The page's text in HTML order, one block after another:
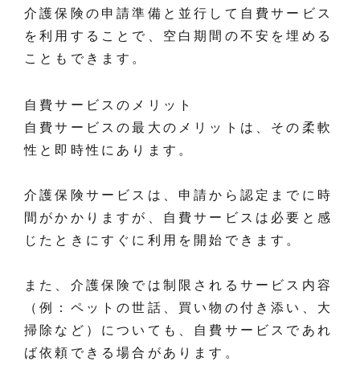
介護保険の申請準備と並行して自費サービス
を利用することで、空白期間の不安を埋める
こともできます。
自費サービスのメリット
自費サービスの最大のメリットは、その柔軟
性と即時性にあります。
介護保険サービスは、申請から認定までに時
間がかかりますが、自費サービスは必要と感
じたときにすぐに利用を開始できます。
また、介護保険では制限されるサービス内容
（例：ペットの世話、買い物の付き添い、大
掃除など）についても、自費サービスであれ
ば依頼できる場合があります。